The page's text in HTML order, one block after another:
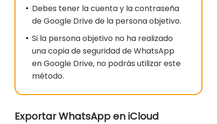
Debes tener la cuenta y la contraseña
de Google Drive de la persona objetivo.
Si la persona objetivo no ha realizado
una copia de seguridad de WhatsApp
en Google Drive, no podrás utilizar este
método.
Exportar WhatsApp en iCloud